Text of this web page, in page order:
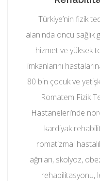
Türkiye’nin fizik
alanında öncü
hizmet ve yüksek
imkanlarını
80 bin çocuk ve
Romatem Fizik
Hastaneleri’nde
kardiyak
romatizmal
ağrıları, skolyoz,
rehabilitasyonu,